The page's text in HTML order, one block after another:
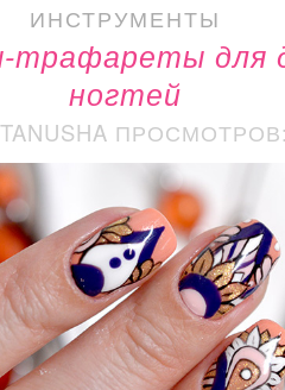
ИНСТРУМЕНТЫ
трафареты для
ногтей